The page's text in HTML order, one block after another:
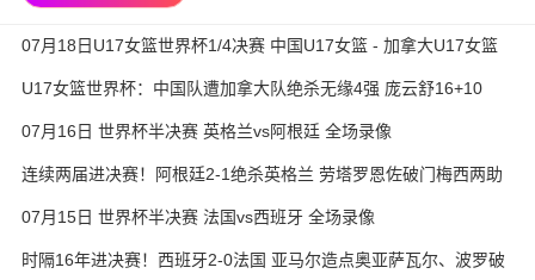
07月18日U17女篮世界杯1/4决赛 中国U17女篮 - 加拿大U17女篮
U17女篮世界杯：中国队遭加拿大队绝杀无缘4强 庞云舒16+10
07月16日 世界杯半决赛 英格兰vs阿根廷 全场录像
连续两届进决赛！阿根廷2-1绝杀英格兰 劳塔罗恩佐破门梅西两助
07月15日 世界杯半决赛 法国vs西班牙 全场录像
时隔16年进决赛！西班牙2-0法国 亚马尔造点奥亚萨瓦尔、波罗破